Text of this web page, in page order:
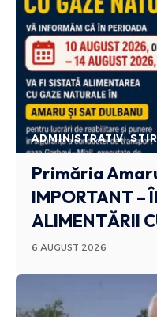
ADMINISTRATIV
Primăria
IMPORTANT –
ALIMENTĂRII
6 AUGUST 2026